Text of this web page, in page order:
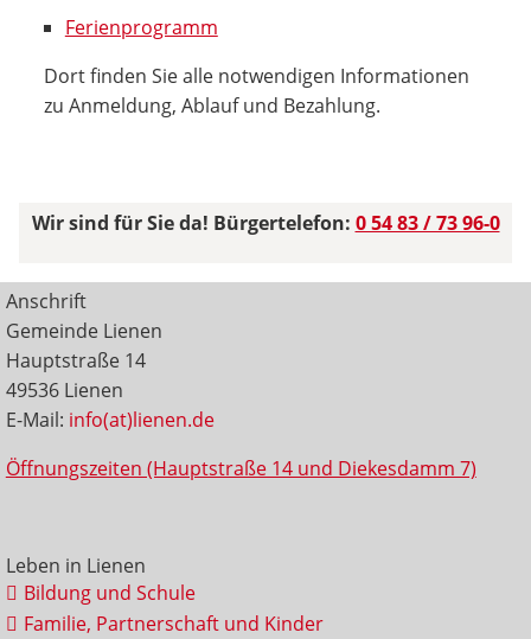
Ferienprogramm
Dort finden Sie alle notwendigen Informationen
zu Anmeldung, Ablauf und Bezahlung.
Wir sind für Sie da! Bürgertelefon: 0 54 83 / 73 96-0
Anschrift
Gemeinde Lienen
Hauptstraße 14
49536 Lienen
E-Mail: info(at)lienen.de
Öffnungszeiten (Hauptstraße 14 und Diekesdamm 7)
Leben in Lienen
Bildung und Schule
Familie, Partnerschaft und Kinder